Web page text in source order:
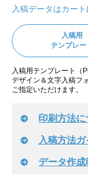
入稿データはカー
入稿用
テンプレー
入稿用テンプレート（
デザイン＆文字入稿フ
ご指定いただけます。
印刷方法
入稿方法
データ作